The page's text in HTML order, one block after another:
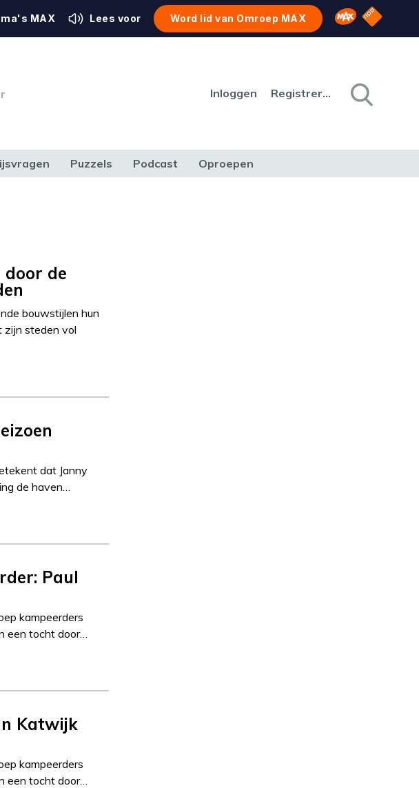
MAX Lees voor Word lid van Omroep MAX Omroep MAX
NPO
Inloggen Registreren
Puzzels Podcast Oproepen
de
bouwstijlen hun
zijn steden vol
dat Janny
de haven…
Paul
kampeerders
een tocht door…
Katwijk
kampeerders
een tocht door…